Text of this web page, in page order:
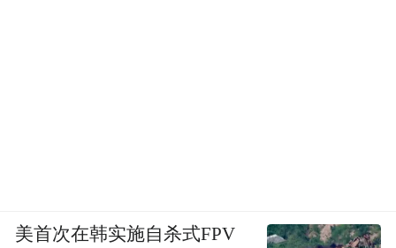
美首次在韩实施自杀式FPV